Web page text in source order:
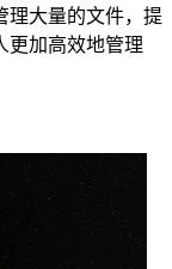
理大量的文件，提
更加高效地管理